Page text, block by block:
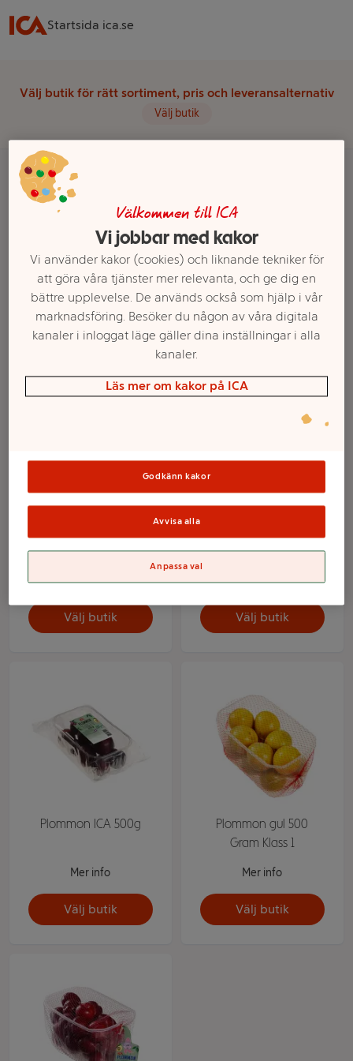
Startsida ica.se
Välj butik för rätt sortiment, pris och leveransalternativ
Välj butik
Startsida Frukt & Grönt Frukt Stenfrukt Plommon
Ett exempel på onlinesortiment visas.
Plommon
Filter
Klass 1
Mer info
Välj butik
500g Klass 1.
Mer info
Välj butik
Plommon ICA 500g
Mer info
Välj butik
Plommon gul 500
Gram Klass 1
Mer info
Välj butik
Välkommen till ICA
Vi jobbar med kakor
Vi använder kakor (cookies) och liknande tekniker för
att göra våra tjänster mer relevanta, och ge dig en
bättre upplevelse. De används också som hjälp i vår
marknadsföring. Besöker du någon av våra digitala
kanaler i inloggat läge gäller dina inställningar i alla
kanaler.
Läs mer om kakor på ICA
Godkänn kakor
Avvisa alla
Anpassa val